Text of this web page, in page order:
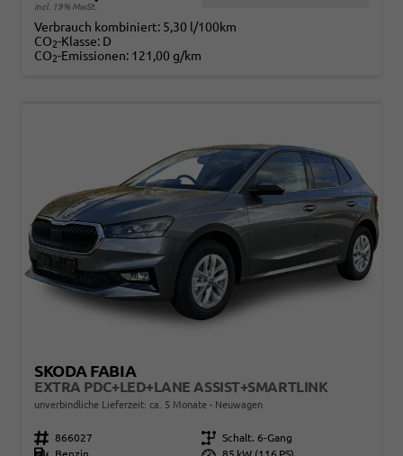
incl. 19% MwSt.
Verbrauch kombiniert: 5,30 l/100km
CO2-Klasse: D
CO2-Emissionen: 121,00 g/km
SKODA FABIA
EXTRA PDC+LED+LANE ASSIST+SMARTLINK
unverbindliche Lieferzeit: ca. 5 Monate Neuwagen
Fahrzeugnr. 866027 Getriebe Schalt. 6-Gang